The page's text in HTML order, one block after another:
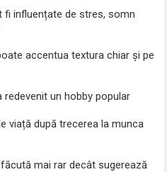
influențate de stres, somn
accentua textura chiar și pe
redevenit un hobby popular
viață după trecerea la munca
mai rar decât sugerează